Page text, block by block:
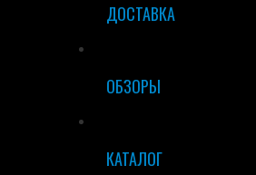
ДОСТАВКА
ОБЗОРЫ
КАТАЛОГ